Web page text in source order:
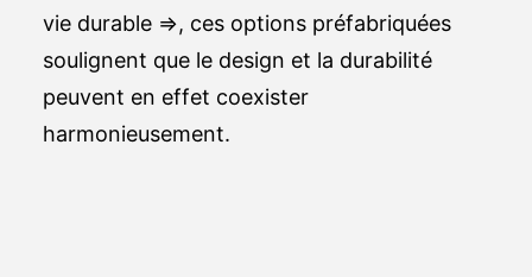
vie durable =>, ces options préfabriquées
soulignent que le design et la durabilité
peuvent en effet coexister
harmonieusement.